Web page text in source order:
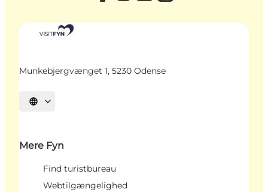
Munkebjergvænget 1, 5230 Odense
Vælg sprog
Mere Fyn
Find turistbureau
Webtilgængelighed